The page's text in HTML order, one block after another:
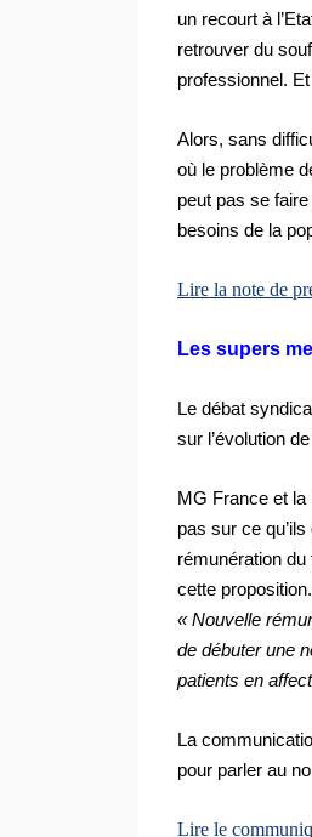
un recourt à
retrouver du
professionnel.
Alors, sans
où le problème
peut pas se
besoins de la
Lire la note de
Les supers
Le débat
sur l’évolution
MG France et
pas sur ce
rémunération
cette
« Nouvelle
de débuter une
patients en
La
pour parler au
Lire le